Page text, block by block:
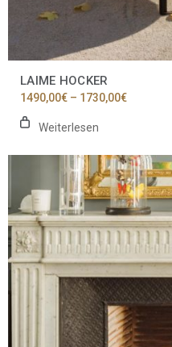
LAIME HOCKER
1490,00€ – 1730,00€
Weiterlesen